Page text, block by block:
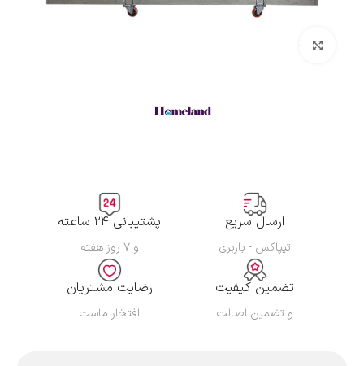
بزرگنمایی تصویر
ارسال سریع
تیپاکس - باربری
پشتیبانی ۲۴ ساعته
و ۷ روز هفته
تضمین کیفیت
و تضمین اصالت
رضایت مشتریان
افتخار ماست